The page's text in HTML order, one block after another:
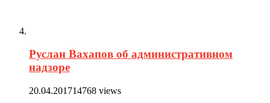
Руслан Вахапов об административном
надзоре
20.04.201714768 views